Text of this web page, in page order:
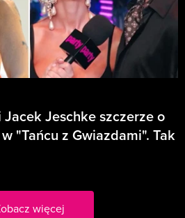
Jeschke szczerze o
"Tańcu z Gwiazdami". Tak
więcej